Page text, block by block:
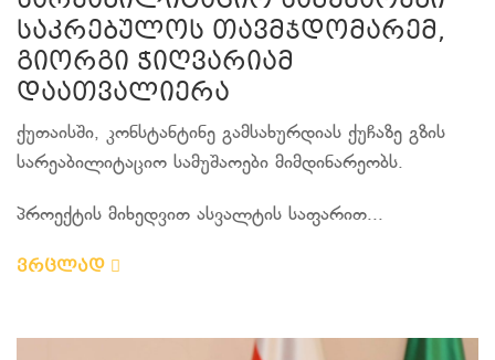
საკრებულოს თავმჯდომარემ,
გიორგი ჭიღვარიამ
დაათვალიერა
ქუთაისში, კონსტანტინე გამსახურდიას ქუჩაზე გზის
სარეაბილიტაციო სამუშაოები მიმდინარეობს.
პროექტის მიხედვით ასვალტის საფარით...
ვრცლად